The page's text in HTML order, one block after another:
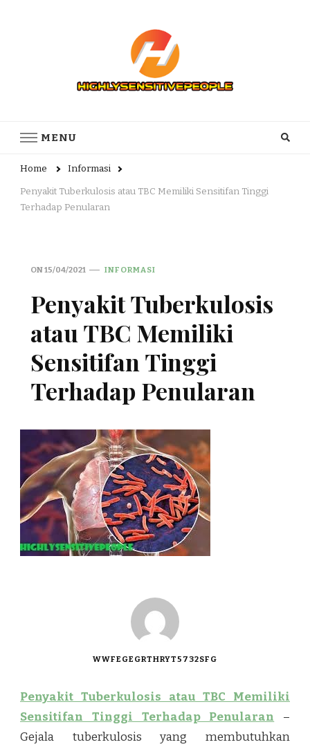
komunitas Orang Dengan
Penderita Sensitifitas yang tTnggi
MENU
Home Informasi
Penyakit Tuberkulosis atau TBC Memiliki Sensitifan Tinggi
Terhadap Penularan
ON15/04/2021 INFORMASI
Penyakit Tuberkulosis
atau TBC Memiliki
Sensitifan Tinggi
Terhadap Penularan
WWFEGEGRTHRYT5732SFG
Penyakit Tuberkulosis atau TBC Memiliki
Sensitifan Tinggi Terhadap Penularan –
Gejala tuberkulosis yang membutuhkan